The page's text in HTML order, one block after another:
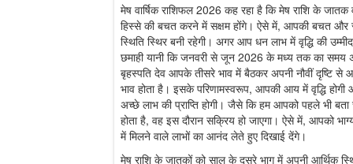
मेष वार्षिक राशिफल 2026 कह रहा है कि मेष राशि के
हिस्से की बचत करने में सक्षम होंगे। ऐसे में, आपकी बचत और
स्थिति स्थिर बनी रहेगी। अगर आप धन लाभ में वृद्धि की
छमाही यानी कि जनवरी से जून 2026 के मध्य तक का समय
बृहस्पति देव आपके तीसरे भाव में बैठकर अपनी नौवीं दृष्टि से
भाव होता है। इसके परिणामस्वरूप, आपकी आय में वृद्धि
अच्छे लाभ की प्राप्ति होगी। जैसे कि हम आपको पहले भी
होता है, वह इस दौरान सक्रिय हो जाएगा। ऐसे में, आपको
में मिलने वाले लाभों का आनंद लेते हुए दिखाई देंगे।
मेष राशि के जातकों को साल के दूसरे भाग में अपनी आर्थिक